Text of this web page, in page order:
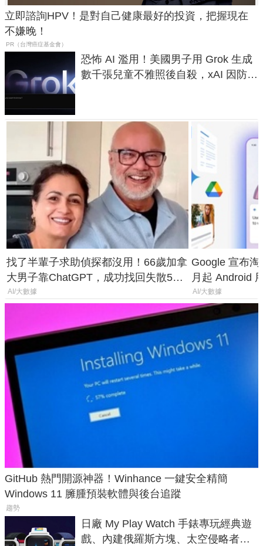
立即諮詢HPV！是對自己健康最好的投資，把握現在
不嫌晚！
PR（台灣癌症基金會）
恐怖 AI 濫用！美國男子用 Grok 生成
數千張兒童不雅照後自殺，xAI 因防護
找了半輩子求助偵探都沒用！66歲加拿
大男子靠ChatGPT，成功找回失散50
年家人
AI/大數據
Google 宣布
月起 Android
AI/大數據
GitHub 熱門開源神器！Winhance 一鍵安全精簡
Windows 11 臃腫預裝軟體與後台追蹤
趨勢
日廠 My Play Watch 手錶專玩經典遊
戲、內建俄羅斯方塊、太空侵略者，